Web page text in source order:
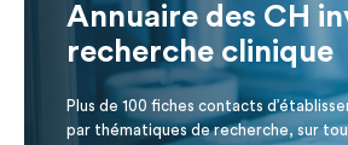
Annuaire des CH
recherche clinique
Plus de 100 fiches contacts
par thématiques de recherche, sur